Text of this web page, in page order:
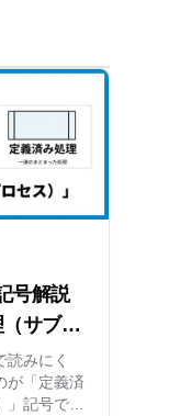
号解説
サブプ
読みにく
が「定義済
」記号で